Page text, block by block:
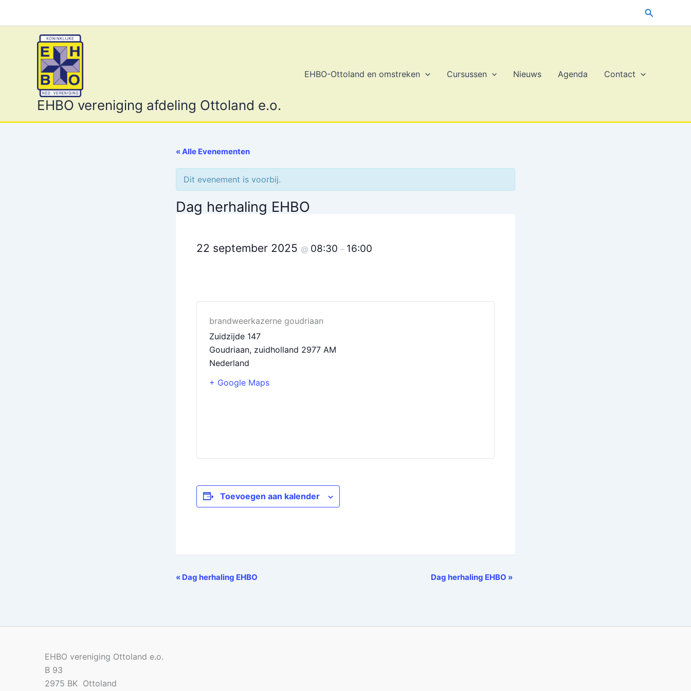
Zoeken
EHBO vereniging afdeling Ottoland e.o.
EHBO-Ottoland en omstreken Cursussen Nieuws Agenda Contact
« Alle Evenementen
Dit evenement is voorbij.
Dag herhaling EHBO
22 september 2025 @ 08:30 – 16:00
brandweerkazerne goudriaan
Zuidzijde 147
Goudriaan, zuidholland 2977 AM
Nederland
+ Google Maps
Toevoegen aan kalender
Evenement
« Dag herhaling EHBO Dag herhaling EHBO »
EHBO vereniging Ottoland e.o.
B 93
2975 BK Ottoland